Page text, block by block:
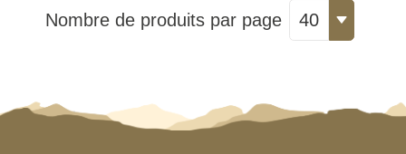
Nombre de produits par page 40